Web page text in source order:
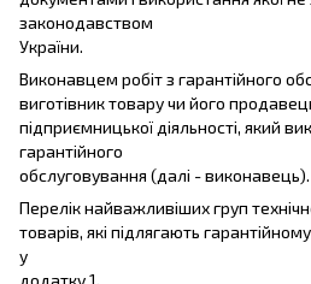
законодавством
України.
Виконавцем робіт з гарантійного
виготівник товару чи його
підприємницької діяльності, який
гарантійного
обслуговування (далі - виконавець).
Перелік найважливіших груп
товарів, які підлягають
у
додатку 1.